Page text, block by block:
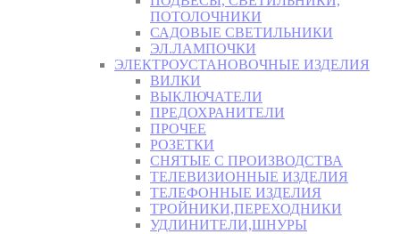
ПОТОЛОЧНИКИ
САДОВЫЕ СВЕТИЛЬНИКИ
ЭЛ.ЛАМПОЧКИ
ЭЛЕКТРОУСТАНОВОЧНЫЕ ИЗДЕЛИЯ
ВИЛКИ
ВЫКЛЮЧАТЕЛИ
ПРЕДОХРАНИТЕЛИ
ПРОЧЕЕ
РОЗЕТКИ
СНЯТЫЕ С ПРОИЗВОДСТВА
ТЕЛЕВИЗИОННЫЕ ИЗДЕЛИЯ
ТЕЛЕФОННЫЕ ИЗДЕЛИЯ
ТРОЙНИКИ,ПЕРЕХОДНИКИ
УДЛИНИТЕЛИ,ШНУРЫ